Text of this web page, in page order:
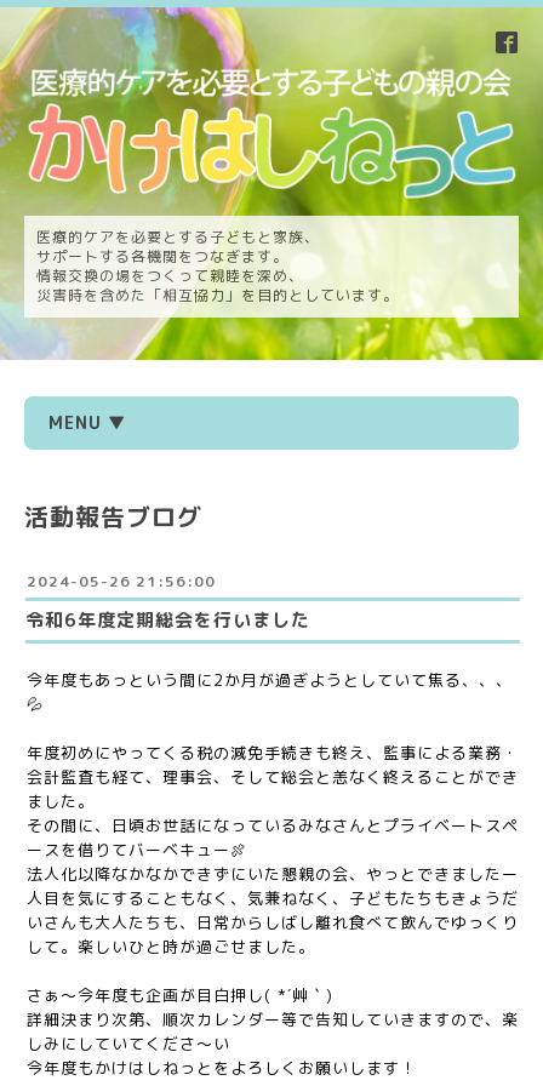
医療的ケアを必要とする子どもと家族、
サポートする各機関をつなぎます。
情報交換の場をつくって親睦を深め、
災害時を含めた「相互協力」を目的としています。
MENU ▼
活動報告ブログ
2024-05-26 21:56:00
令和6年度定期総会を行いました
今年度もあっという間に2か月が過ぎようとしていて焦る、、、
💦
年度初めにやってくる税の減免手続きも終え、監事による業務・
会計監査も経て、理事会、そして総会と恙なく終えることができ
ました。
その間に、日頃お世話になっているみなさんとプライベートスペ
ースを借りてバーベキュー🍖
法人化以降なかなかできずにいた懇親の会、やっとできましたー
人目を気にすることもなく、気兼ねなく、子どもたちもきょうだ
いさんも大人たちも、日常からしばし離れ食べて飲んでゆっくり
して。楽しいひと時が過ごせました。
さぁ～今年度も企画が目白押し( *´艸｀)
詳細決まり次第、順次カレンダー等で告知していきますので、楽
しみにしていてくださ～い
今年度もかけはしねっとをよろしくお願いします！